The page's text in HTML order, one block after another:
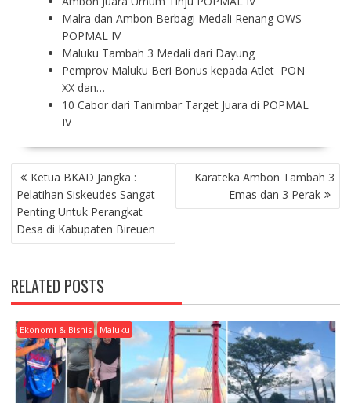
Malra dan Ambon Berbagi Medali Renang OWS
POPMAL IV
Maluku Tambah 3 Medali dari Dayung
Pemprov Maluku Beri Bonus kepada Atlet PON
XX dan…
10 Cabor dari Tanimbar Target Juara di POPMAL
IV
P
O
S
T
N
V
I
G
A
T
O
Ketua BKAD Jangka :
Pelatihan Siskeudes Sangat
Penting Untuk Perangkat
Desa di Kabupaten Bireuen
Karateka Ambon Tambah 3
Emas dan 3 Perak
RELATED POSTS
Ekonomi & Bisnis Maluku